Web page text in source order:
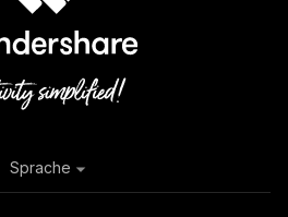
Sprache